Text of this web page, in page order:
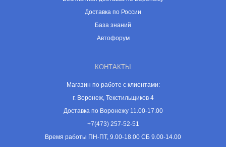
Доставка по России
База знаний
Автофорум
КОНТАКТЫ
Магазин по работе с клиентами:
г. Воронеж, Текстильщиков 4
Доставка по Воронежу 11.00-17.00
+7(473) 257-52-51
Время работы ПН-ПТ, 9.00-18.00 СБ 9.00-14.00